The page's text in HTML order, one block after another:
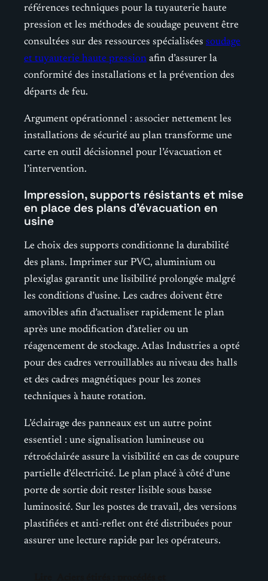
références techniques pour la tuyauterie haute
pression et les méthodes de soudage peuvent être
consultées sur des ressources spécialisées soudage
et tuyauterie haute pression afin d’assurer la
conformité des installations et la prévention des
départs de feu.
Argument opérationnel : associer nettement les
installations de sécurité au plan transforme une
carte en outil décisionnel pour l’évacuation et
l’intervention.
Impression, supports résistants et mise
en place des plans d’évacuation en
usine
Le choix des supports conditionne la durabilité
des plans. Imprimer sur PVC, aluminium ou
plexiglas garantit une lisibilité prolongée malgré
les conditions d’usine. Les cadres doivent être
amovibles afin d’actualiser rapidement le plan
après une modification d’atelier ou un
réagencement de stockage. Atlas Industries a opté
pour des cadres verrouillables au niveau des halls
et des cadres magnétiques pour les zones
techniques à haute rotation.
L’éclairage des panneaux est un autre point
essentiel : une signalisation lumineuse ou
rétroéclairée assure la visibilité en cas de coupure
partielle d’électricité. Le plan placé à côté d’une
porte de sortie doit rester lisible sous basse
luminosité. Sur les postes de travail, des versions
plastifiées et anti-reflet ont été distribuées pour
assurer une lecture rapide par les opérateurs.